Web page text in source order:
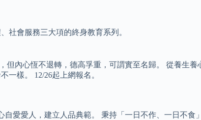
社會服務三大項的終身教育系列。
內心恆不退轉，德高孚重，可謂實至名歸。 從養生養
一樣。 12/26起上網報名。
愛愛人，建立人品典範。 秉持「一日不作、一日不食